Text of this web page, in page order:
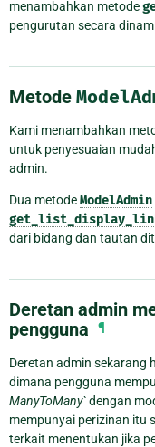
menambahkan metode
pengurutan secara
Metode
Kami menambahkan
untuk penyesuaian
admin.
Dua metodeModelAdmin
dari bidang dan tautan
Deretan admin
pengguna ¶
Deretan admin sekarang
dimana pengguna
ManyToMany`dengan
mempunyai perizinan itu
terkait menentukan jika